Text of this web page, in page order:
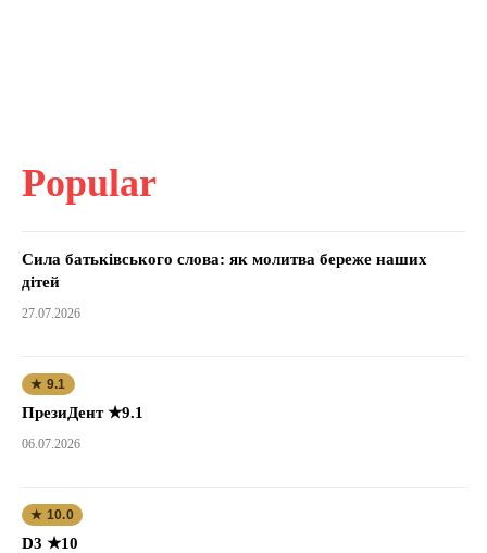
Popular
Сила батьківського слова: як молитва береже наших
дітей
27.07.2026
★ 9.1
ПрезиДент ★9.1
06.07.2026
★ 10.0
D3 ★10